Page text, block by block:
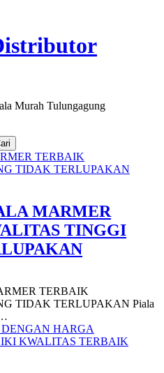
Murah Tulungagung
MARMER
TINGGI
TERBAIK
TIDAK TERLUPAKAN Piala